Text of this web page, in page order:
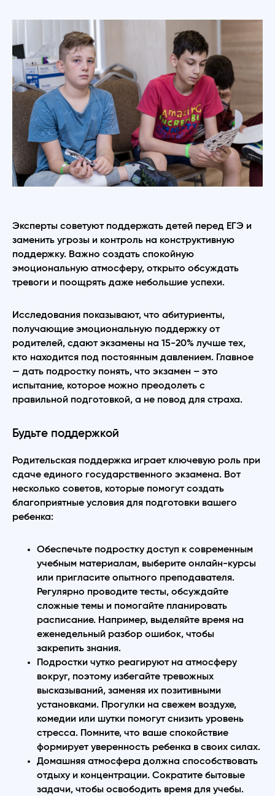
Эксперты советуют поддержать детей перед ЕГЭ и
заменить угрозы и контроль на конструктивную
поддержку. Важно создать спокойную
эмоциональную атмосферу, открыто обсуждать
тревоги и поощрять даже небольшие успехи.
Исследования показывают, что абитуриенты,
получающие эмоциональную поддержку от
родителей, сдают экзамены на 15-20% лучше тех,
кто находится под постоянным давлением. Главное
— дать подростку понять, что экзамен – это
испытание, которое можно преодолеть с
правильной подготовкой, а не повод для страха.
Будьте поддержкой
Родительская поддержка играет ключевую роль при
сдаче единого государственного экзамена. Вот
несколько советов, которые помогут создать
благоприятные условия для подготовки вашего
ребенка:
Обеспечьте подростку доступ к современным
учебным материалам, выберите онлайн-курсы
или пригласите опытного преподавателя.
Регулярно проводите тесты, обсуждайте
сложные темы и помогайте планировать
расписание. Например, выделяйте время на
еженедельный разбор ошибок, чтобы
закрепить знания.
Подростки чутко реагируют на атмосферу
вокруг, поэтому избегайте тревожных
высказываний, заменяя их позитивными
установками. Прогулки на свежем воздухе,
комедии или шутки помогут снизить уровень
стресса. Помните, что ваше спокойствие
формирует уверенность ребенка в своих силах.
Домашняя атмосфера должна способствовать
отдыху и концентрации. Сократите бытовые
задачи, чтобы освободить время для учебы.